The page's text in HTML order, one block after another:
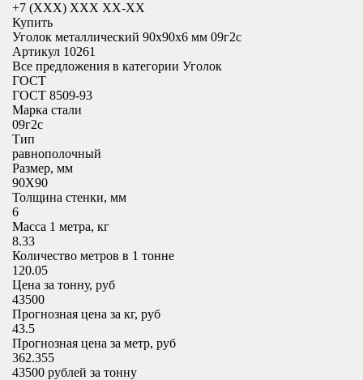
+7 (XXX) ХХХ ХХ-ХХ
Купить
Уголок металлический 90x90х6 мм 09г2с
Артикул 10261
Все предложения в категории Уголок
ГОСТ
ГОСТ 8509-93
Марка стали
09г2с
Тип
равнополочный
Размер, мм
90X90
Толщина стенки, мм
6
Масса 1 метра, кг
8.33
Количество метров в 1 тонне
120.05
Цена за тонну, руб
43500
Прогнозная цена за кг, руб
43.5
Прогнозная цена за метр, руб
362.355
43500 рублей за тонну